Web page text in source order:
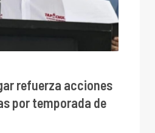
refuerza acciones
por temporada de